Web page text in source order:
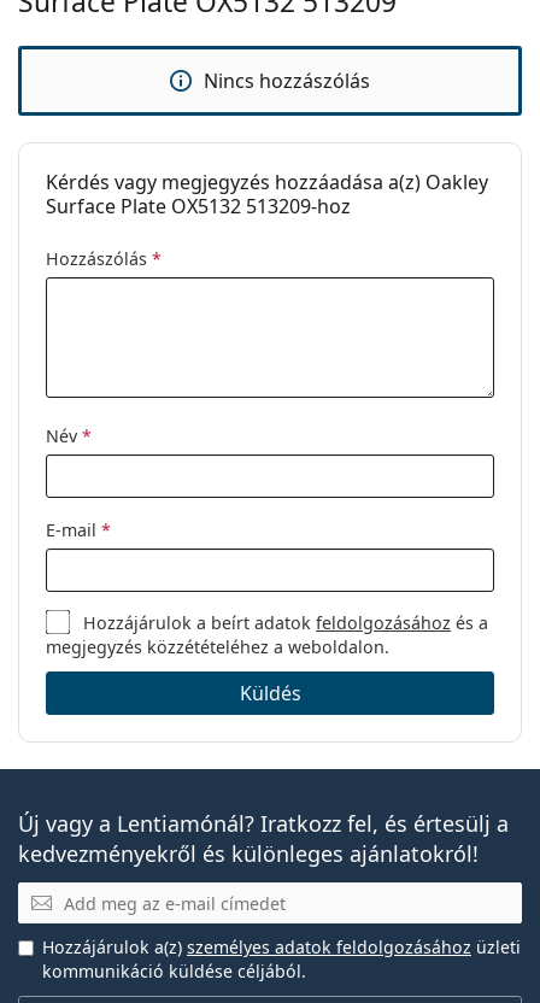
használati útmutatót.
Nincs hozzászólás
Kérdés vagy megjegyzés hozzáadása a(z) Oakley
Surface Plate OX5132 513209-hoz
Hozzászólás *
Név *
E-mail *
Hozzájárulok a beírt adatokfeldolgozásához és a
megjegyzés közzétételéhez a weboldalon.
Küldés
Új vagy a Lentiamónál? Iratkozz fel, és értesülj a
kedvezményekről és különleges ajánlatokról!
E-mail
Hozzájárulok a(z) személyes adatok feldolgozásához üzleti
kommunikáció küldése céljából.